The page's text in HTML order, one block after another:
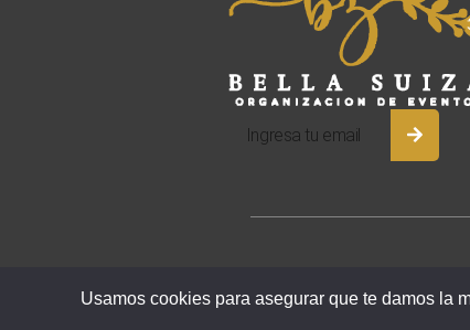
Usamos cookies para asegurar que te damos la